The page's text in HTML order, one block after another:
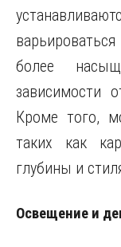
более
зависимости
Кроме того,
таких как
глубины и
Освещение и